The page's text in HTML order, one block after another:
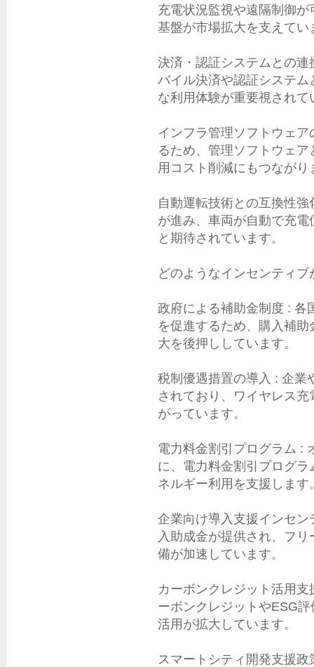
充電状況監視や遠隔制御
基盤が市場拡大を支えてい
決済・認証システムとの
バイル決済や認証システ
な利用体験が重要視されて
インフラ管理ソフトウェ
るため、管理ソフトウェ
用コスト削減にもつながり
自動運転技術との互換性
が進み、車両が自動で充
と期待されています。
どのようなインセンティ
政府による補助金制度 : 各
を促進するため、購入補
大を後押ししています。
税制優遇措置の導入 : 企業
されており、ワイヤレス
がっています。
電力料金割引プログラム :
に、電力料金割引プログ
ネルギー利用を支援します
企業向け導入支援インセ
入助成金が提供され、フ
備が加速しています。
カーボンクレジット活用
ーボンクレジットやESG
活用が拡大しています。
スマートシティ開発支援